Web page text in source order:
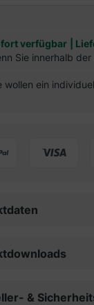
verfügbar
Sie innerhalb
wollen ein
&